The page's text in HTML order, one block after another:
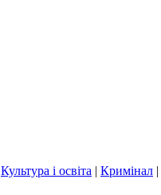
Культура і освіта | Кримінал |